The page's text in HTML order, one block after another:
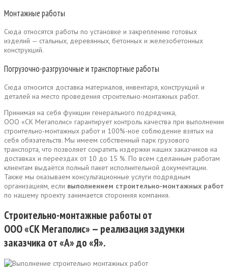
Монтажные работы
Сюда относятся работы по установке и закреплению готовых
изделий — стальных, деревянных, бетонных и железобетонных
конструкций.
Погрузочно-разгрузочные и транспортные работы
Сюда относится доставка материалов, инвентаря, конструкций и
деталей на место проведения строительно-монтажных работ.
Принимая на себя функции генерального подрядчика,
ООО «СК Мегаполис» гарантирует контроль качества при выполнении
строительно-монтажных работ и 100%-ное соблюдение взятых на
себя обязательств. Мы имеем собственный парк грузового
транспорта, что позволяет сократить издержки наших заказчиков на
доставках и переездах от 10 до 15 %. По всем сделанным работам
клиентам выдаётся полный пакет исполнительной документации.
Также мы оказываем консультационные услуги подрядным
организациям, если выполнением строительно-монтажных работ
по нашему проекту занимается сторонняя компания.
Строительно-монтажные работы от
ООО «СК Мегаполис» — реализация задумки
заказчика от «А» до «Я».